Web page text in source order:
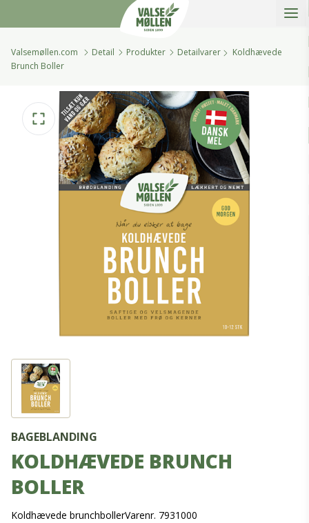
Valsemøllen.com Detail Produkter Detailvarer
Koldhævede
Brunch Boller
BAGEBLANDING
KOLDHÆVEDE BRUNCH
BOLLER
Koldhævede brunchbollerVarenr. 7931000